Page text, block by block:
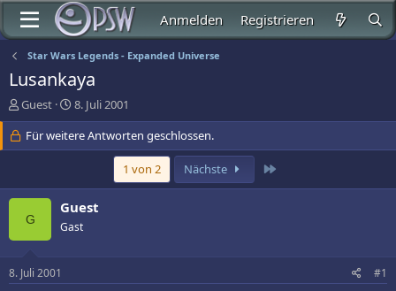
Anmelden Registrieren
Star Wars Legends - Expanded Universe
Lusankaya
E
r
s
t
l
e
Guest
E
r
s
t
t
a
8. Juli 2001
Für weitere Antworten geschlossen.
1 von 2 Nächste
G
Guest
Gast
8. Juli 2001 #1